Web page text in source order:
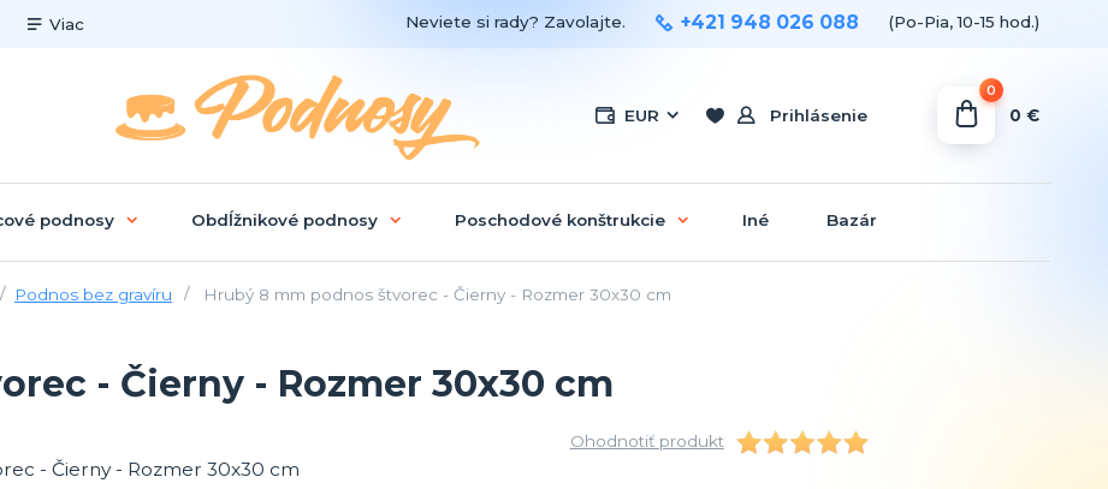
Viac
EUR Prihlásenie
Neviete si rady? Zavolajte. +421 948 026 088 (Po-Pia, 10-15 hod.)
0
0 €
podnosy Obdĺžnikové podnosy Poschodové konštrukcie Iné Bazár
Podnos bez gravíru Hrubý 8 mm podnos štvorec - Čierny - Rozmer 30x30 cm
- Čierny - Rozmer 30x30 cm
Ohodnotiť produkt